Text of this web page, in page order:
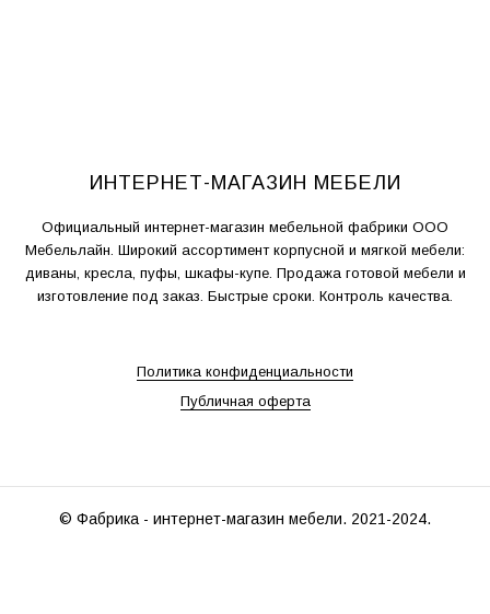
ИНТЕРНЕТ-МАГАЗИН МЕБЕЛИ
Официальный интернет-магазин мебельной фабрики ООО
Мебельлайн. Широкий ассортимент корпусной и мягкой мебели:
диваны, кресла, пуфы, шкафы-купе. Продажа готовой мебели и
изготовление под заказ. Быстрые сроки. Контроль качества.
Политика конфиденциальности
Публичная оферта
© Фабрика - интернет-магазин мебели. 2021-2024.